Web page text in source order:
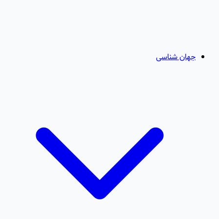
جهان شناسی